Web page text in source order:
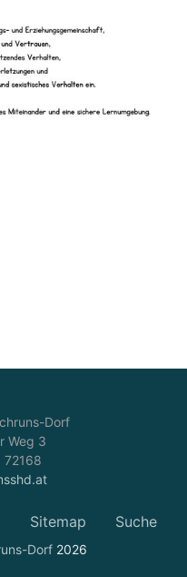
Dorf
Weg 3
Sitemap Suche
Dorf 2026